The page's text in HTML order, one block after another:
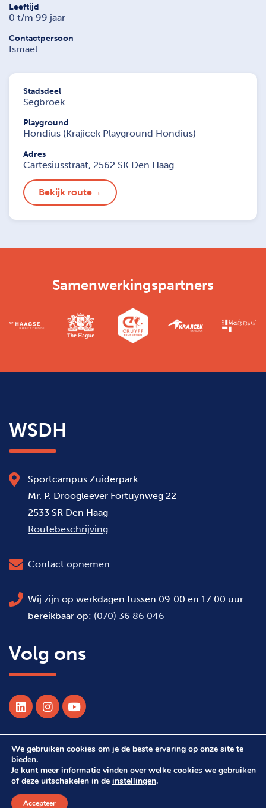
Leeftijd
0 t/m 99 jaar
Contactpersoon
Ismael
Stadsdeel
Segbroek
Playground
Hondius (Krajicek Playground Hondius)
Adres
Cartesiusstraat, 2562 SK Den Haag
Bekijk route
Samenwerkingspartners
WSDH
Sportcampus Zuiderpark
Mr. P. Droogleever Fortuynweg 22
2533 SR Den Haag
Routebeschrijving
Contact opnemen
Wij zijn op werkdagen tussen 09:00 en 17:00 uur
bereikbaar op: (070) 36 86 046
Volg ons
© 2026 Alle rechten voorbehouden WSDH
Webdesign Suprevo
We gebruiken cookies om je de beste ervaring op onze site te
bieden.
Je kunt meer informatie vinden over welke cookies we gebruiken
of deze uitschakelen in de instellingen.
Accepteer